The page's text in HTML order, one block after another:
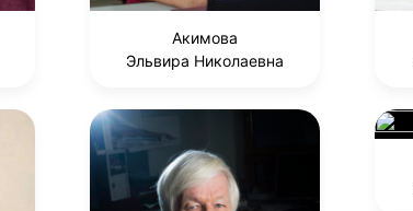
Акимова
Эльвира Николаевна